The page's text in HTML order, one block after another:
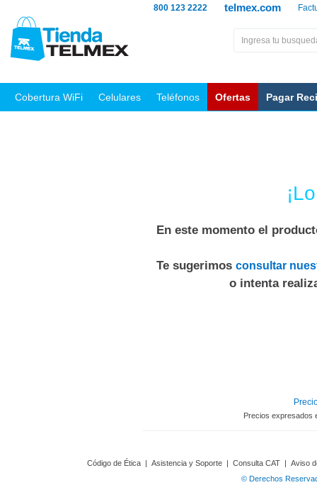
telmex.com
800 123 2222
Cobertura WiFi Celulares Teléfonos Ofertas Pagar
En este momento el
Te sugerimos consultar
o intenta
Precios expresados
Código de Ética | Asistencia y Soporte | Consulta CAT | Aviso
© Derechos